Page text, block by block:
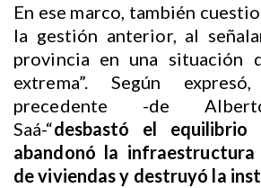
En ese marco, también
la gestión anterior, al
provincia en una situación
extrema”. Según
precedente -de
Saá-“desbastó el equilibrio
abandonó la
de viviendas y destruyó la